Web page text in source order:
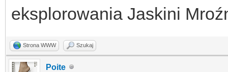
eksplorowania Jaskini
Strona WWW Szukaj
Poite